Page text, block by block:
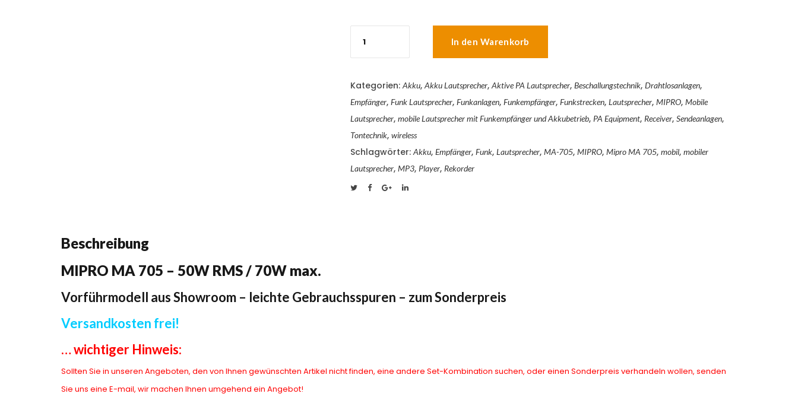
MIPRO
-
RMS
70W
max.
Vorführmodell
aus
Showroom
-
leichte
-
In den Warenkorb
Kategorien:Akku,Akku Lautsprecher,Aktive PA Lautsprecher, Beschallungstechnik, Drahtlosanlagen,
Empfänger, Funk Lautsprecher, Funkanlagen, Funkempfänger, Funkstrecken, Lautsprecher, MIPRO, Mobile
Lautsprecher, mobile Lautsprecher mit Funkempfänger und Akkubetrieb, PA Equipment, Receiver, Sendeanlagen,
Tontechnik, wireless
Schlagwörter:Akku, Empfänger, Funk, Lautsprecher, MA-705, MIPRO, Mipro MA 705, mobil, mobiler
Lautsprecher, MP3, Player, Rekorder
Beschreibung
MIPRO MA 705 – 50W RMS / 70W max.
Vorführmodell aus Showroom – leichte Gebrauchsspuren – zum Sonderpreis
Versandkosten frei!
… wichtiger Hinweis:
Sollten Sie in unseren Angeboten, den von Ihnen gewünschten Artikel nicht finden, eine andere Set-Kombination suchen, oder einen Sonderpreis verhandeln wollen, senden
Sie uns eine E-mail, wir machen Ihnen umgehend ein Angebot!